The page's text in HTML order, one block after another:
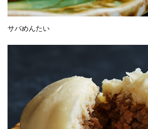
サバめんたい